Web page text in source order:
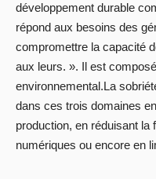
développement durable
répond aux besoins des
compromettre la capacité
aux leurs. ». Il est
environnemental.La
dans ces trois domaines
production, en réduisant la
numériques ou encore en